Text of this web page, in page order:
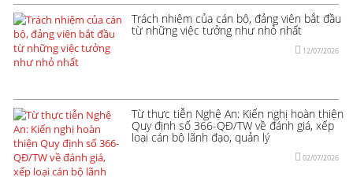
Trách nhiệm của cán bộ, đảng viên bắt đầu
từ những việc tưởng như nhỏ nhất
12/07/2026
Từ thực tiễn Nghệ An: Kiến nghị hoàn thiện
Quy định số 366-QĐ/TW về đánh giá, xếp
loại cán bộ lãnh đạo, quản lý
02/07/2026